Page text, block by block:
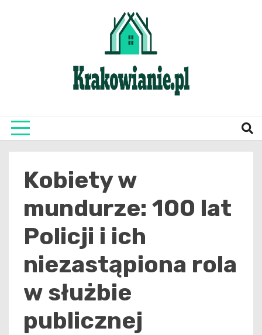
Kobiety w
mundurze: 100 lat
Policji i ich
niezastąpiona rola
w służbie
publicznej